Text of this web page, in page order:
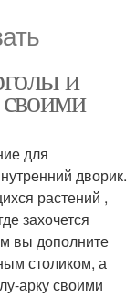
и
своими
для
дворик.
растений ,
захочется
вы дополните
столиком, а
арку своими